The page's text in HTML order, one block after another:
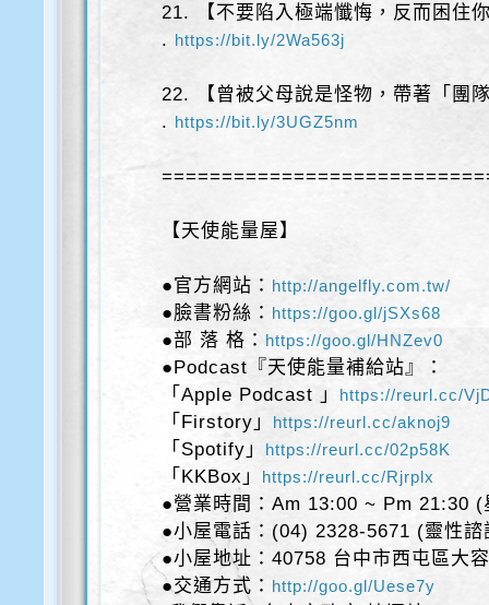
21. 【不要陷入極端懺悔，反而困住
. https://bit.ly/2Wa563j
22. 【曾被父母說是怪物，帶著「團
. https://bit.ly/3UGZ5nm
【天使能量屋】
●官方網站： http://angelfly.com.tw/
●臉書粉絲： https://goo.gl/jSXs68
●部 落 格： https://goo.gl/HNZev0
●Podcast『天使能量補給站』：
「Apple Podcast 」 https://reurl.cc/
「Firstory」 https://reurl.cc/aknoj9
「Spotify」 https://reurl.cc/02p58K
「KKBox」 https://reurl.cc/Rjrplx
●營業時間：Am 13:00 ~ Pm 21:30 (
●小屋電話：(04) 2328-5671 (靈性
●小屋地址：40758 台中市西屯區大
●交通方式： http://goo.gl/Uese7y